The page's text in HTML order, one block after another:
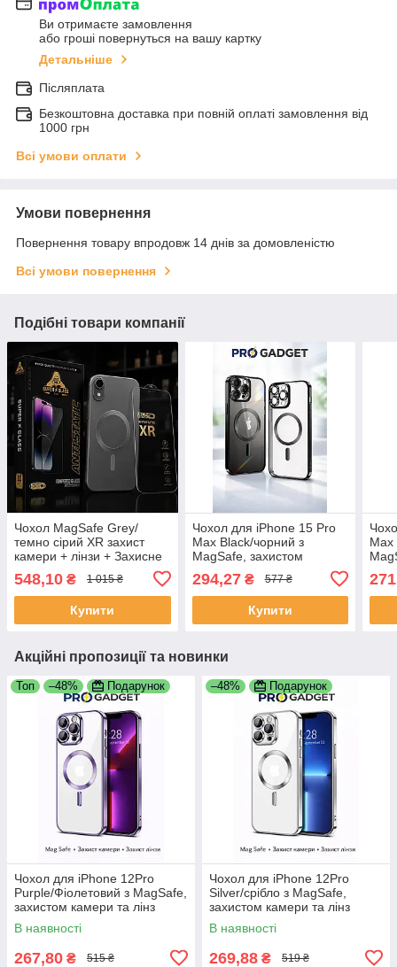
Ви отримаєте замовлення
або гроші повернуться на вашу картку
Детальніше
Післяплата
Безкоштовна доставка при повній оплаті замовлення від
1000 грн
Всі умови оплати
Умови повернення
Повернення товару впродовж 14 днів за домовленістю
Всі умови повернення
Подібні товари компанії
Чохол MagSafe Grey/
темно сірий XR захист
камери + лінзи + Захисне
скло Super Glass ESD для
iPhone XR | Комплект
захисту 2в1
548,10 ₴ 1 015 ₴
Купити
Чохол для iPhone 15 Pro
Max Black/чорний з
MagSafe, захистом
294,27₴ 577 ₴
Купити
Max
Акційні пропозиції та новинки
Топ –48% Подарунок
Чохол для iPhone 12Pro
Purple/Фіолетовий з MagSafe,
захистом камери та лінз
В наявності
267,80 ₴ 515 ₴
–48% Подарунок
Чохол для iPhone 12Pro
Silver/срібло з MagSafe,
захистом камери та лінз
В наявності
269,88 ₴ 519 ₴